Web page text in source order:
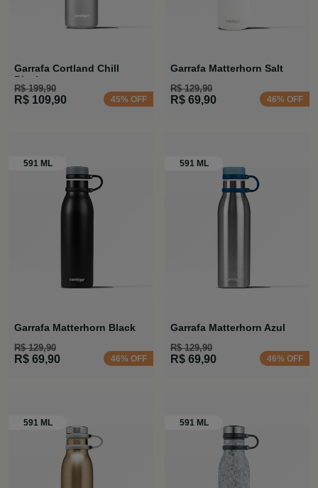
Garrafa Cortland Chill
Black
R$ 199,90
R$ 109,90 45% OFF
Garrafa Matterhorn Salt
R$ 129,90
R$ 69,90 46% OFF
Garrafa Matterhorn Black
R$ 129,90
R$ 69,90 46% OFF
Garrafa Matterhorn Azul
R$ 129,90
R$ 69,90 46% OFF